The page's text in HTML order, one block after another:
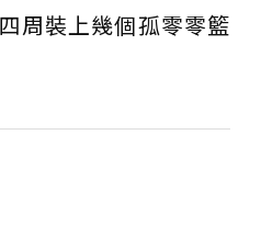
周裝上幾個孤零零籃